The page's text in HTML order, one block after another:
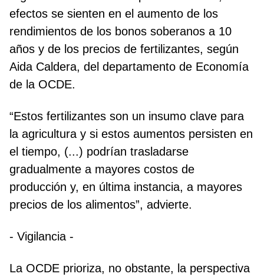
efectos se sienten en el aumento de los
rendimientos de los bonos soberanos a 10
años y de los precios de fertilizantes, según
Aida Caldera, del departamento de Economía
de la OCDE.
“Estos fertilizantes son un insumo clave para
la agricultura y si estos aumentos persisten en
el tiempo, (...) podrían trasladarse
gradualmente a mayores costos de
producción y, en última instancia, a mayores
precios de los alimentos”, advierte.
- Vigilancia -
La OCDE prioriza, no obstante, la perspectiva